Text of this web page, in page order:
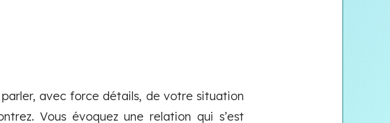
avec force détails, de votre situation
Vous évoquez une relation qui s’est